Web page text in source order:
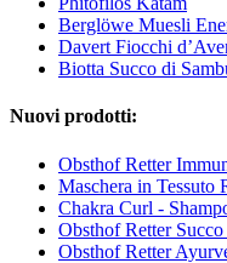
Berglöwe Muesli
Davert Fiocchi
Biotta Succo di
Nuovi prodotti:
Obsthof Retter
Maschera in Tessuto
Chakra Curl -
Obsthof Retter
Obsthof Retter